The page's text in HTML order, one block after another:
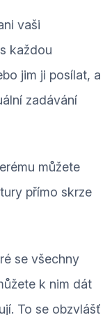
vaši
každou
jim ji posílat, a
zadávání
můžete
přímo skrze
se všechny
k nim dát
To se obzvlášť